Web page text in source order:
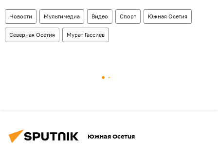
Новости Мультимедиа Видео Спорт Южная Осетия
Северная Осетия Мурат Гассиев
Южная Осетия